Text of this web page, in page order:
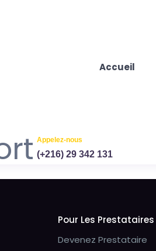
Accueil
Appelez-nous
(+216) 29 342 131
Pour Les Prestataires
Devenez Prestataire